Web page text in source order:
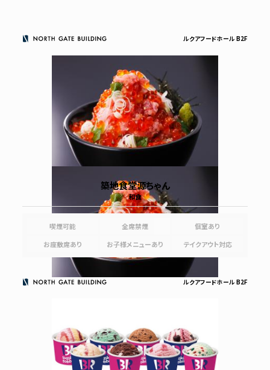
ルクアフードホール B2F
築地食堂源ちゃん
和食
喫煙可能 全席禁煙
個室あり
お座敷席あり
お子様メニューあり テイクアウト対応
ルクアフードホール B2F